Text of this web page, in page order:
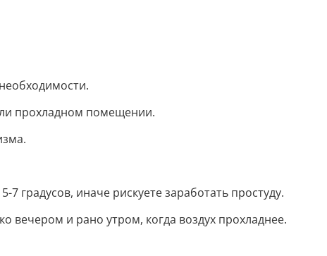
прохладном помещении.
градусов, иначе рискуете заработать простуду.
вечером и рано утром, когда воздух прохладнее.